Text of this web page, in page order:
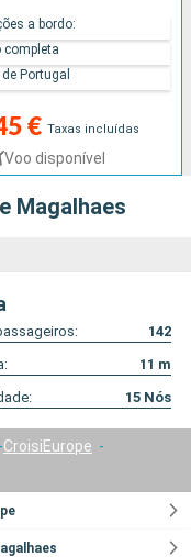
€ Taxas incluídas
Voo disponível
a bordo:
completa
Portugal
Magalhaes
142
11 m
15 Nós
CroisiEurope